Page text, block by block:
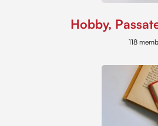
Hobby,
118